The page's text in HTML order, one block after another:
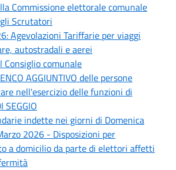
Commissione elettorale comunale
Scrutatori
Agevolazioni Tariffarie per viaggi
autostradali e aerei
Consiglio comunale
AGGIUNTIVO delle persone
nell'esercizio delle funzioni di
SEGGIO
indette nei giorni di Domenica
2026 - Disposizioni per
a domicilio da parte di elettori affetti